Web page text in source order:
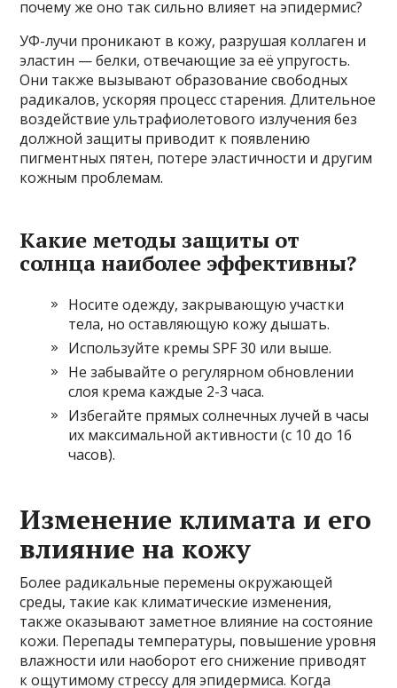
почему же оно так сильно влияет на эпидермис?
УФ-лучи проникают в кожу, разрушая коллаген и
эластин — белки, отвечающие за её упругость.
Они также вызывают образование свободных
радикалов, ускоряя процесс старения. Длительное
воздействие ультрафиолетового излучения без
должной защиты приводит к появлению
пигментных пятен, потере эластичности и другим
кожным проблемам.
Какие методы защиты от
солнца наиболее эффективны?
Носите одежду, закрывающую участки
тела, но оставляющую кожу дышать.
Используйте кремы SPF 30 или выше.
Не забывайте о регулярном обновлении
слоя крема каждые 2-3 часа.
Избегайте прямых солнечных лучей в часы
их максимальной активности (с 10 до 16
часов).
Изменение климата и его
влияние на кожу
Более радикальные перемены окружающей
среды, такие как климатические изменения,
также оказывают заметное влияние на состояние
кожи. Перепады температуры, повышение уровня
влажности или наоборот его снижение приводят
к ощутимому стрессу для эпидермиса. Когда